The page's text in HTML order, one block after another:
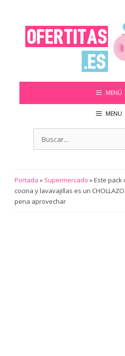
contenido
MENÚ
MENU
Portada » Supermercado »Este pack
cocina y lavavajillas es un
pena aprovechar